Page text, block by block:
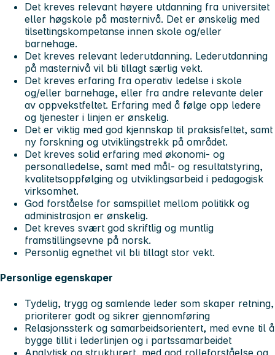
Det kreves relevant høyere utdanning fra universitet
eller høgskole på masternivå. Det er ønskelig med
tilsettingskompetanse innen skole og/eller
barnehage.
Det kreves relevant lederutdanning. Lederutdanning
på masternivå vil bli tillagt særlig vekt.
Det kreves erfaring fra operativ ledelse i skole
og/eller barnehage, eller fra andre relevante deler
av oppvekstfeltet. Erfaring med å følge opp ledere
og tjenester i linjen er ønskelig.
Det er viktig med god kjennskap til praksisfeltet, samt
ny forskning og utviklingstrekk på området.
Det kreves solid erfaring med økonomi- og
personalledelse, samt med mål- og resultatstyring,
kvalitetsoppfølging og utviklingsarbeid i pedagogisk
virksomhet.
God forståelse for samspillet mellom politikk og
administrasjon er ønskelig.
Det kreves svært god skriftlig og muntlig
framstillingsevne på norsk.
Personlig egnethet vil bli tillagt stor vekt.
Personlige egenskaper
Tydelig, trygg og samlende leder som skaper retning,
prioriterer godt og sikrer gjennomføring
Relasjonssterk og samarbeidsorientert, med evne til å
bygge tillit i lederlinjen og i partssamarbeidet
Analytisk og strukturert, med god rolleforståelse og